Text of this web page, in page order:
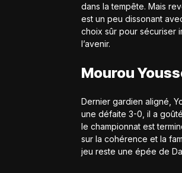
dans la tempête. Mais
est un peu dissonant
choix sûr pour sécuriser
l’avenir.
Mourou
Dernier gardien aligné,
une défaite 3-0, il a
le championnat est
sur la cohérence et la
jeu reste une épée de